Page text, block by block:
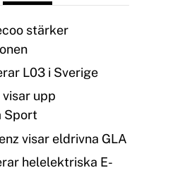
stärker
L03 i Sverige
visar upp
Sport
visar eldrivna GLA
helelektriska E-